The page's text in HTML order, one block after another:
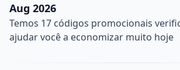
Aug 2026
Temos 17 códigos promocionais
ajudar você a economizar muito hoje